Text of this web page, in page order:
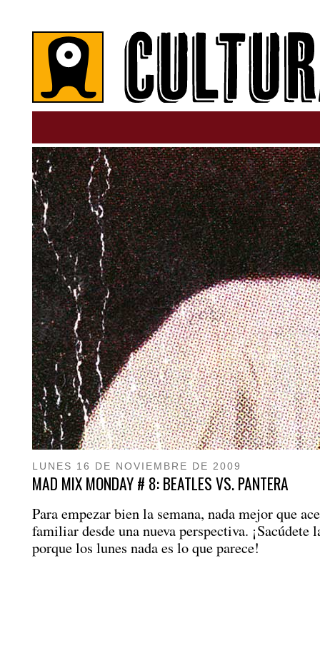
LUNES 16 DE NOVIEMBRE DE 2009
MAD MIX MONDAY # 8: BEATLES VS. PANTERA
Para empezar bien la semana, nada mejor que
familiar desde una nueva perspectiva. ¡Sacúdete
porque los lunes nada es lo que parece!